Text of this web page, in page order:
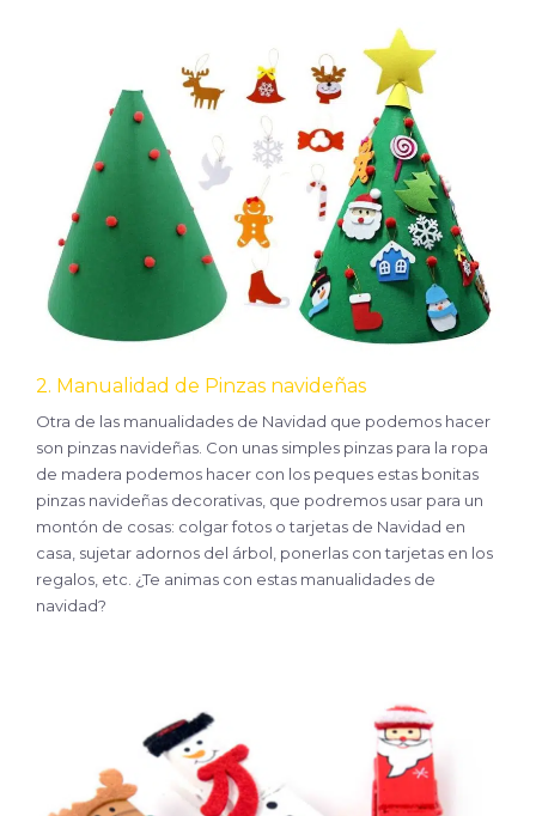
2. Manualidad de Pinzas navideñas
Otra de las manualidades de Navidad que podemos hacer
son pinzas navideñas. Con unas simples pinzas para la ropa
de madera podemos hacer con los peques estas bonitas
pinzas navideñas decorativas, que podremos usar para un
montón de cosas: colgar fotos o tarjetas de Navidad en
casa, sujetar adornos del árbol, ponerlas con tarjetas en los
regalos, etc. ¿Te animas con estas manualidades de
navidad?